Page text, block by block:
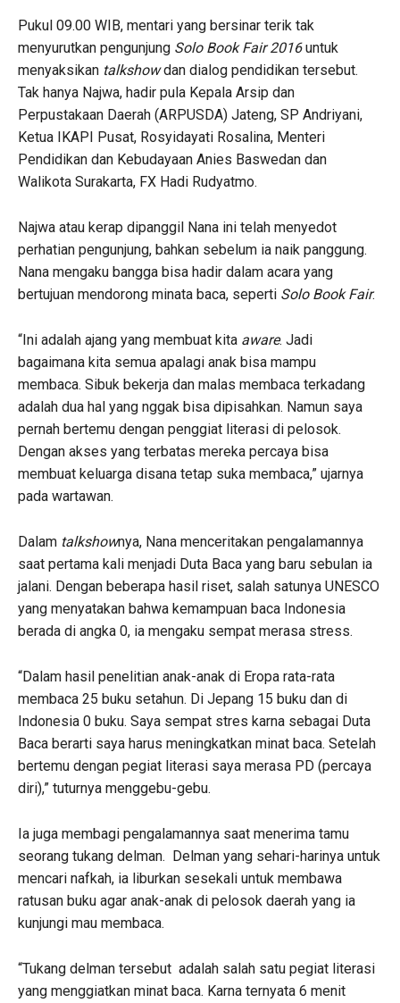
Pukul 09.00 WIB, mentari yang bersinar terik tak
menyurutkan pengunjung Solo Book Fair 2016untuk
menyaksikan talkshowdan dialog pendidikan tersebut.
Tak hanya Najwa, hadir pula Kepala Arsip dan
Perpustakaan Daerah (ARPUSDA) Jateng, SP Andriyani,
Ketua IKAPI Pusat, Rosyidayati Rosalina, Menteri
Pendidikan dan Kebudayaan Anies Baswedan dan
Walikota Surakarta, FX Hadi Rudyatmo.
Najwa atau kerap dipanggil Nana ini telah menyedot
perhatian pengunjung, bahkan sebelum ia naik panggung.
Nana mengaku bangga bisa hadir dalam acara yang
bertujuan mendorong minata baca, seperti Solo Book Fair.
“Ini adalah ajang yang membuat kita aware. Jadi
bagaimana kita semua apalagi anak bisa mampu
membaca. Sibuk bekerja dan malas membaca terkadang
adalah dua hal yang nggak bisa dipisahkan. Namun saya
pernah bertemu dengan penggiat literasi di pelosok.
Dengan akses yang terbatas mereka percaya bisa
membuat keluarga disana tetap suka membaca,” ujarnya
pada wartawan.
Dalam talkshownya, Nana menceritakan pengalamannya
saat pertama kali menjadi Duta Baca yang baru sebulan ia
jalani. Dengan beberapa hasil riset, salah satunya UNESCO
yang menyatakan bahwa kemampuan baca Indonesia
berada di angka 0, ia mengaku sempat merasa stress.
“Dalam hasil penelitian anak-anak di Eropa rata-rata
membaca 25 buku setahun. Di Jepang 15 buku dan di
Indonesia 0 buku. Saya sempat stres karna sebagai Duta
Baca berarti saya harus meningkatkan minat baca. Setelah
bertemu dengan pegiat literasi saya merasa PD (percaya
diri),” tuturnya menggebu-gebu.
Ia juga membagi pengalamannya saat menerima tamu
seorang tukang delman. Delman yang sehari-harinya untuk
mencari nafkah, ia liburkan sesekali untuk membawa
ratusan buku agar anak-anak di pelosok daerah yang ia
kunjungi mau membaca.
“Tukang delman tersebut adalah salah satu pegiat literasi
yang menggiatkan minat baca. Karna ternyata 6 menit